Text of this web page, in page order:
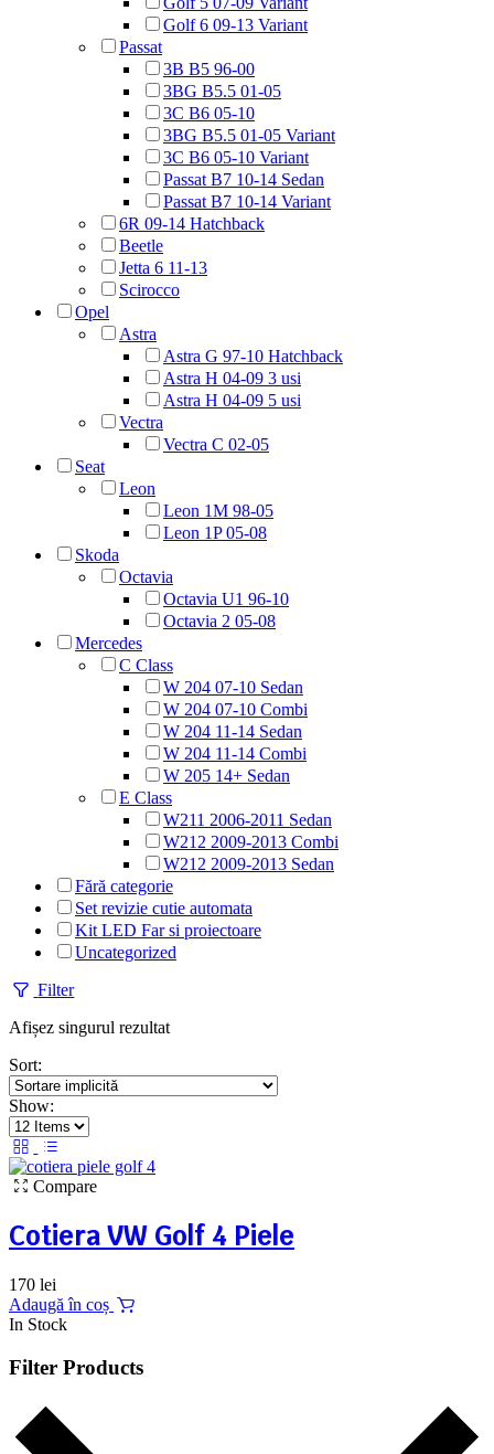
Golf 6 09-13 Variant
Passat
3B B5 96-00
3BG B5.5 01-05
3C B6 05-10
3BG B5.5 01-05 Variant
3C B6 05-10 Variant
Passat B7 10-14 Sedan
Passat B7 10-14 Variant
6R 09-14 Hatchback
Beetle
Jetta 6 11-13
Scirocco
Opel
Astra
Astra G 97-10 Hatchback
Astra H 04-09 3 usi
Astra H 04-09 5 usi
Vectra
Vectra C 02-05
Seat
Leon
Leon 1M 98-05
Leon 1P 05-08
Skoda
Octavia
Octavia U1 96-10
Octavia 2 05-08
Mercedes
C Class
W 204 07-10 Sedan
W 204 07-10 Combi
W 204 11-14 Sedan
W 204 11-14 Combi
W 205 14+ Sedan
E Class
W211 2006-2011 Sedan
W212 2009-2013 Combi
W212 2009-2013 Sedan
Fără categorie
Set revizie cutie automata
Kit LED Far si proiectoare
Uncategorized
Filter
Afișez singurul rezultat
Sort:
Show:
Compare
Cotiera VW Golf 4 Piele
170 lei
Adaugă în coș
In Stock
Filter Products